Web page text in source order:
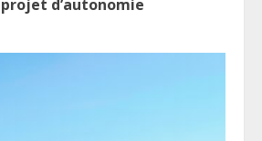
d’autonomie